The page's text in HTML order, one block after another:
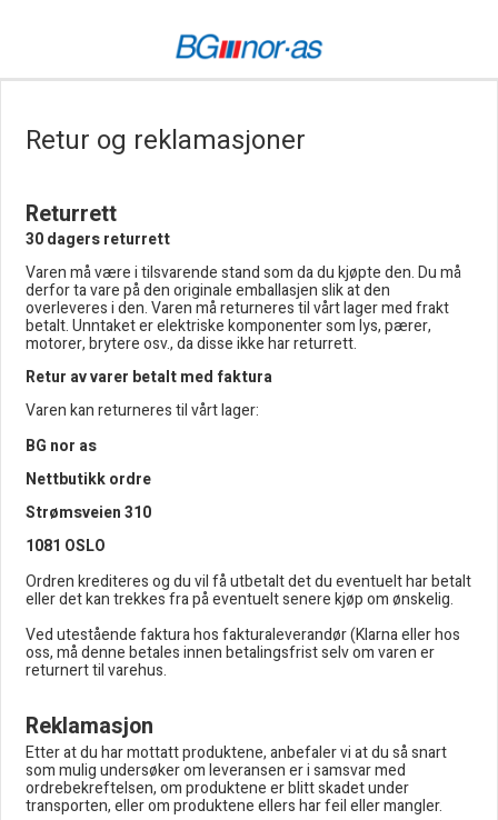
Retur og reklamasjoner
Returrett
30 dagers returrett
Varen må være i tilsvarende stand som da du kjøpte den. Du må
derfor ta vare på den originale emballasjen slik at den
overleveres i den. Varen må returneres til vårt lager med frakt
betalt. Unntaket er elektriske komponenter som lys, pærer,
motorer, brytere osv., da disse ikke har returrett.
Retur av varer betalt med faktura
Varen kan returneres til vårt lager:
BG nor as
Nettbutikk ordre
Strømsveien 310
1081 OSLO
Ordren krediteres og du vil få utbetalt det du eventuelt har betalt
eller det kan trekkes fra på eventuelt senere kjøp om ønskelig.
Ved utestående faktura hos fakturaleverandør (Klarna eller hos
oss, må denne betales innen betalingsfrist selv om varen er
returnert til varehus.
Reklamasjon
Etter at du har mottatt produktene, anbefaler vi at du så snart
som mulig undersøker om leveransen er i samsvar med
ordrebekreftelsen, om produktene er blitt skadet under
transporten, eller om produktene ellers har feil eller mangler.